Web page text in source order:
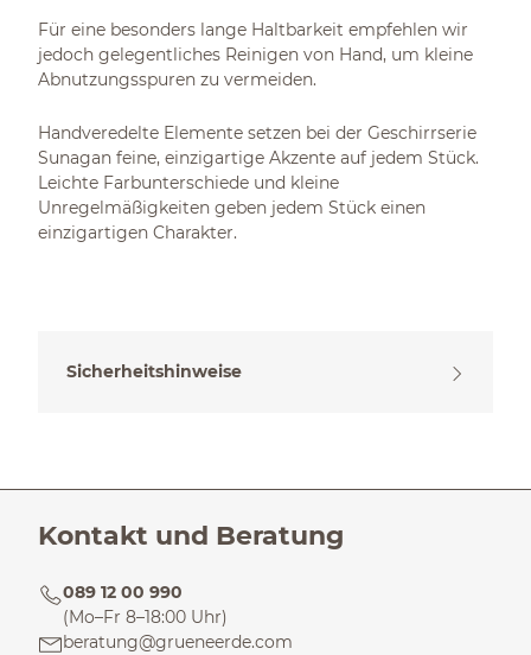
Für eine besonders lange Haltbarkeit empfehlen wir
jedoch gelegentliches Reinigen von Hand, um kleine
Abnutzungsspuren zu vermeiden.
Handveredelte Elemente setzen bei der Geschirrserie
Sunagan feine, einzigartige Akzente auf jedem Stück.
Leichte Farbunterschiede und kleine
Unregelmäßigkeiten geben jedem Stück einen
einzigartigen Charakter.
Sicherheitshinweise
Kontakt und Beratung
089 12 00 990
(Mo–Fr 8–18:00 Uhr)
beratung@grueneerde.com